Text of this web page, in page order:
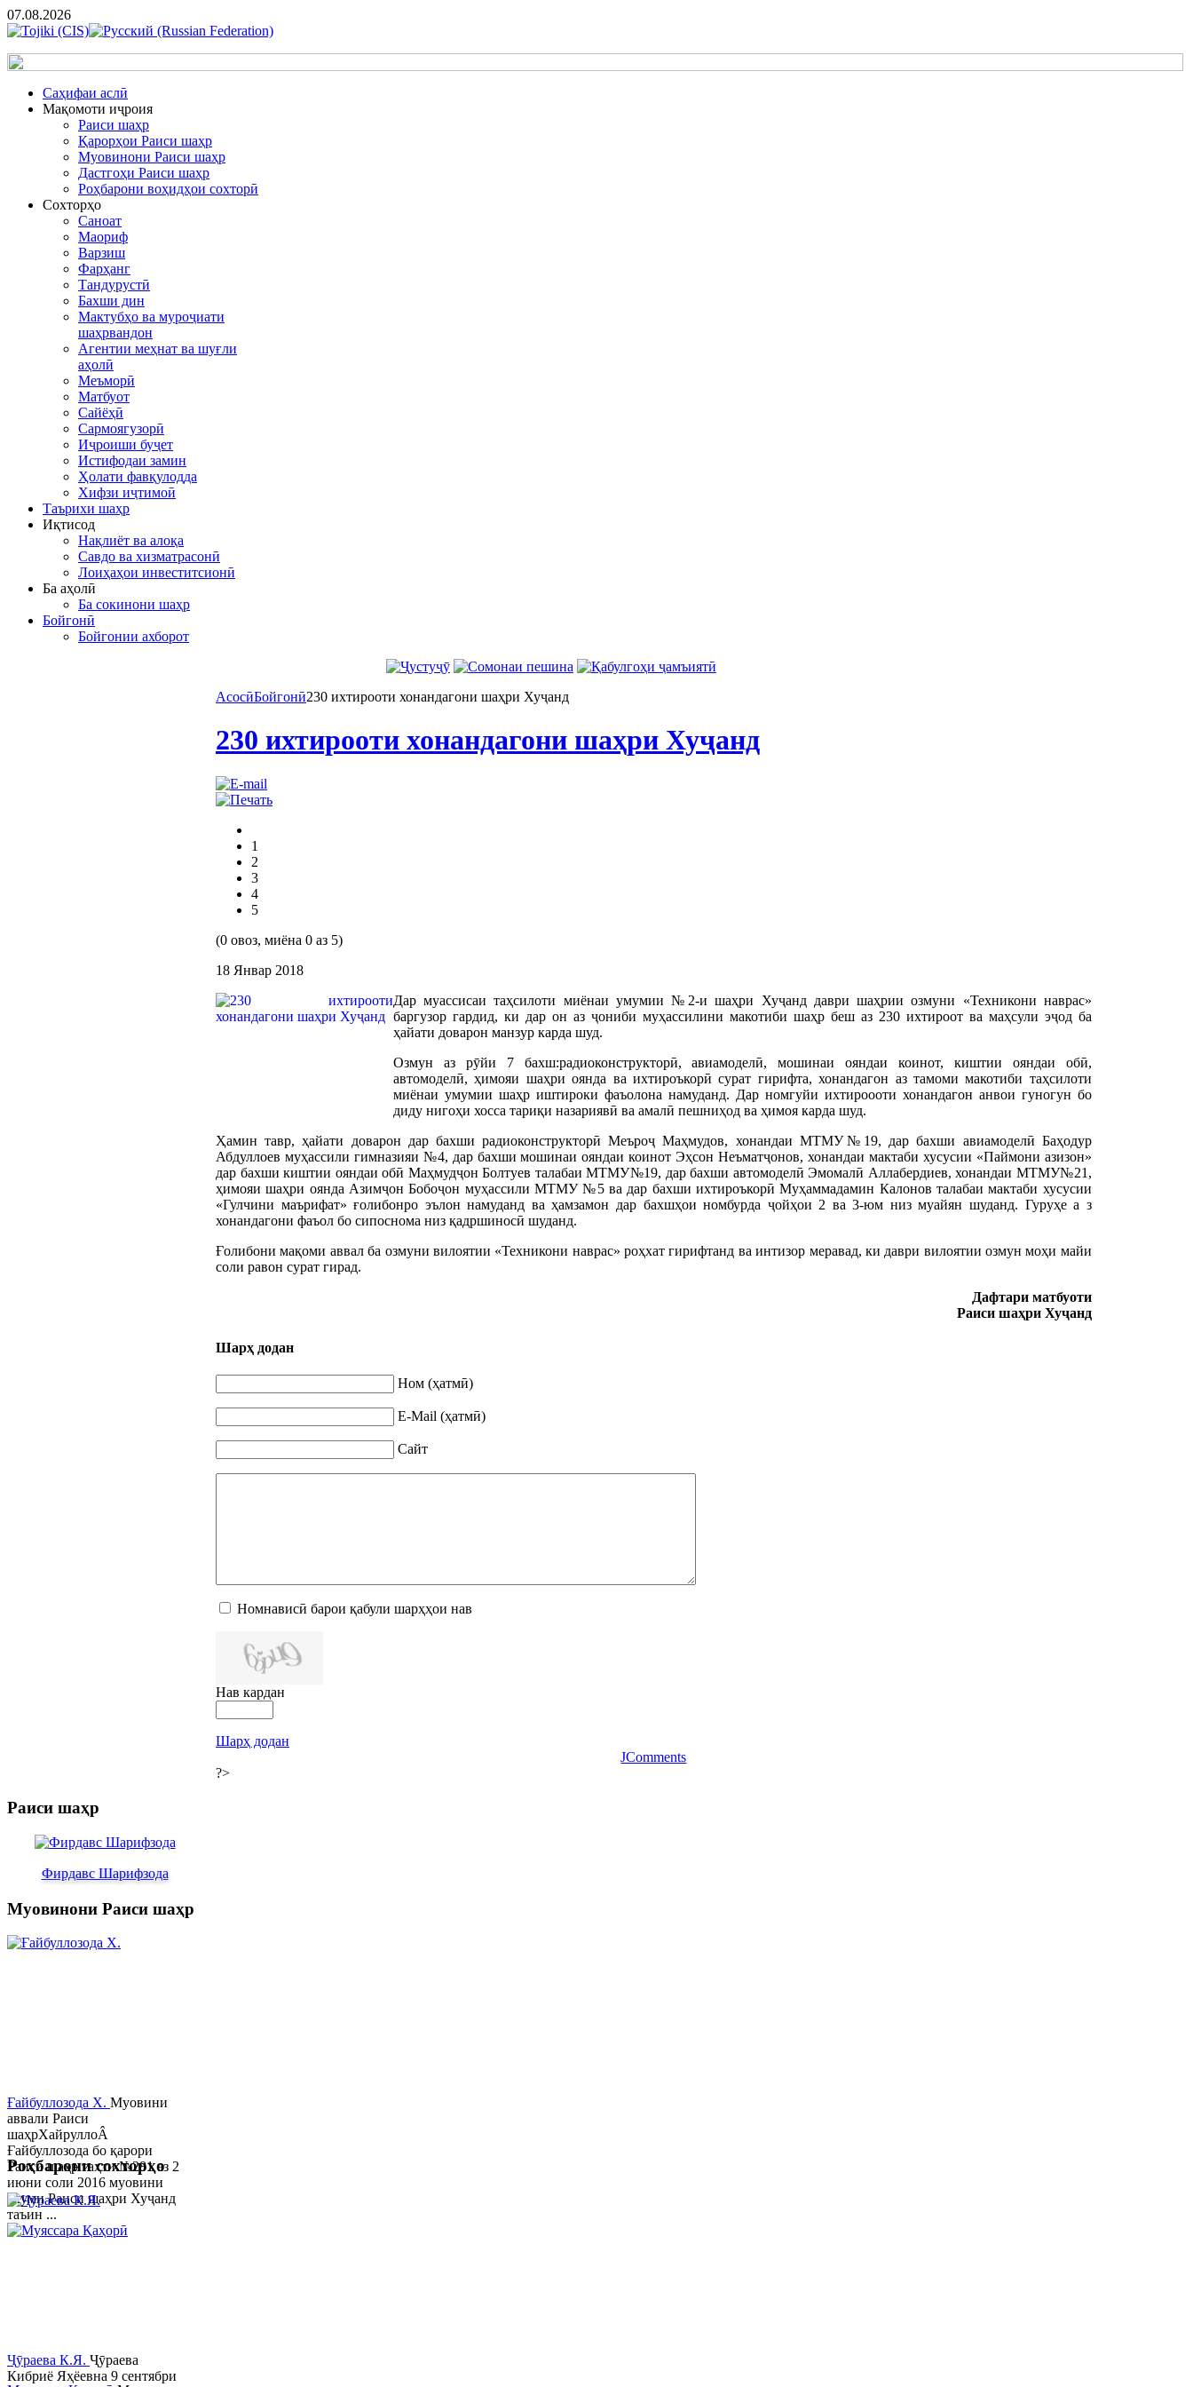
07.08.2026
Cаҳифаи аслӣ
Мақомоти иҷроия
Раиси шаҳр
Қарорҳои Раиси шаҳр
Муовинони Раиси шаҳр
Дастгоҳи Раиси шаҳр
Роҳбарони воҳидҳои сохторӣ
Сохторҳо
Саноат
Маориф
Варзиш
Фарҳанг
Тандурустӣ
Бахши дин
Мактубҳо ва муроҷиати
шаҳрвандон
Агентии меҳнат ва шуғли
аҳолӣ
Меъморӣ
Матбуот
Сайёҳӣ
Сармоягузорӣ
Иҷроиши буҷет
Истифодаи замин
Ҳолати фавқулодда
Хифзи иҷтимоӣ
Таърихи шаҳр
Иқтисод
Нақлиёт ва алоқа
Савдо ва хизматрасонӣ
Лоиҳаҳои инвеститсионӣ
Ба аҳолӣ
Ба сокинони шаҳр
Бойгонӣ
Бойгонии ахборот
АсосӣБойгонӣ230 ихтирооти хонандагони шаҳри Хуҷанд
230 ихтирооти хонандагони шаҳри Хуҷанд
1
2
3
4
5
(0 овоз, миёна 0 аз 5)
18 Январ 2018
Дар муассисаи таҳсилоти миёнаи умумии №2-и шаҳри Хуҷанд даври шаҳрии озмуни «Техникони наврас»
баргузор гардид, ки дар он аз ҷониби муҳассилини макотиби шаҳр беш аз 230 ихтироот ва маҳсули эҷод ба
ҳайати доварон манзур карда шуд.
Озмун аз рӯйи 7 бахш:радиоконструкторӣ, авиамоделӣ, мошинаи ояндаи коинот, киштии ояндаи обӣ,
автомоделӣ, ҳимояи шаҳри оянда ва ихтироъкорӣ сурат гирифта, хонандагон аз тамоми макотиби таҳсилоти
миёнаи умумии шаҳр иштироки фаъолона намуданд. Дар номгуйи ихтироооти хонандагон анвои гуногун бо
диду нигоҳи хосса тариқи назариявӣ ва амалӣ пешниҳод ва ҳимоя карда шуд.
Ҳамин тавр, ҳайати доварон дар бахши радиоконструкторӣ Меъроҷ Маҳмудов, хонандаи МТМУ№19, дар бахши авиамоделӣ Баҳодур
Абдуллоев муҳассили гимназияи №4, дар бахши мошинаи ояндаи коинот Эҳсон Неъматҷонов, хонандаи мактаби хусусии «Паймони азизон»
дар бахши киштии ояндаи обӣ Маҳмудҷон Болтуев талабаи МТМУ№19, дар бахши автомоделӣ Эмомалӣ Аллабердиев, хонандаи МТМУ№21,
ҳимояи шаҳри оянда Азимҷон Бобоҷон муҳассили МТМУ №5 ва дар бахши ихтироъкорӣ Муҳаммадамин Калонов талабаи мактаби хусусии
«Гулчини маърифат» ғолибонро эълон намуданд ва ҳамзамон дар бахшҳои номбурда ҷойҳои 2 ва 3-юм низ муайян шуданд. Гуруҳе а з
хонандагони фаъол бо сипоснома низ қадршиносӣ шуданд.
Ғолибони мақоми аввал ба озмуни вилоятии «Техникони наврас» роҳхат гирифтанд ва интизор меравад, ки даври вилоятии озмун моҳи майи
соли равон сурат гирад.
Дафтари матбуоти
Раиси шаҳри Хуҷанд
Шарҳ додан
Ном (ҳатмӣ)
E-Mail (ҳатмӣ)
Сайт
Номнависӣ барои қабули шарҳҳои нав
Нав кардан
Шарҳ додан
JComments
?>
Раиси шаҳр
Фирдавс Шарифзода
Муовинони Раиси шаҳр
Ғайбуллозода Х. Муовини
аввали Раиси
шаҳрХайруллоÂ
Ғайбуллозода бо қарори
Раиси шаҳр таҳти №281 аз 2
июни соли 2016 муовини
якуми Раиси шаҳри Хуҷанд
таъин ...
Роҳбарони сохторҳо
Ҷӯраева К.Я. Ҷӯраева
Кибриё Яҳёевна 9 сентябри